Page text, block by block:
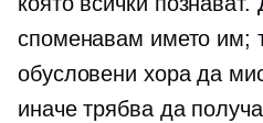
споменавам името им;
обусловени хора да
иначе трябва да